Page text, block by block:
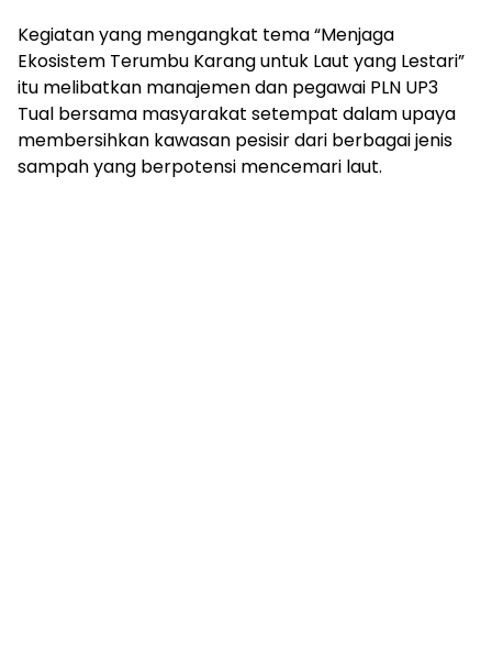
Kegiatan yang mengangkat tema “Menjaga
Ekosistem Terumbu Karang untuk Laut yang Lestari”
itu melibatkan manajemen dan pegawai PLN UP3
Tual bersama masyarakat setempat dalam upaya
membersihkan kawasan pesisir dari berbagai jenis
sampah yang berpotensi mencemari laut.